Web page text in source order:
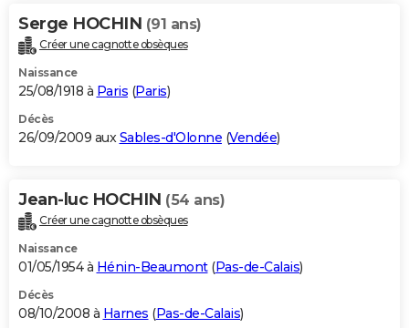
Serge HOCHIN (91 ans)
Créer une cagnotte obsèques
Naissance
25/08/1918 à Paris (Paris)
Décès
26/09/2009 auxSables-d'Olonne (Vendée)
Jean-luc HOCHIN (54 ans)
Créer une cagnotte obsèques
Naissance
01/05/1954 à Hénin-Beaumont(Pas-de-Calais)
Décès
08/10/2008 à Harnes (Pas-de-Calais)